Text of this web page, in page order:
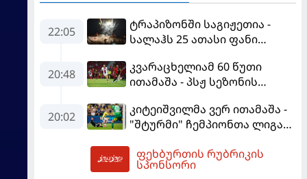
22:05
ტრაპიზონში საგიჟეთია -
სალაჰს 25 ათასი ფანი
20:48
კვარაცხელიამ 60 წუთი
ითამაშა - პსჟ სეზონის
"მალიორკასთან"
დამარცხდა
20:02
კიტეიშვილმა ვერ ითამაშა -
"შტურმი" ჩემპიონთა ლიგაზე
დამარცხდა
ფეხბურთის რუბრიკის
სპონსორი